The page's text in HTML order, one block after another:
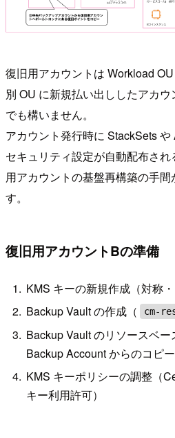
復旧用アカウントは Workload OU
別 OU に新規払い出ししたアカ
でも構いません。
アカウント発行時に StackSets や
セキュリティ設定が自動配布さ
用アカウントの基盤再構築の手
す。
復旧用アカウントBの準備
KMS キーの新規作成（対称
Backup Vault の作成（
cm-
Backup Vault のリソースベ
Backup Account からのコピー
KMS キーポリシーの調整（
キー利用許可）